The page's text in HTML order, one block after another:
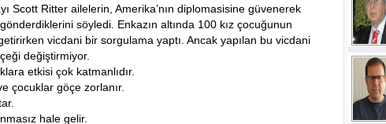
Scott Ritter ailelerin, Amerika’nın diplomasisine güvenerek
gönderdiklerini söyledi. Enkazın altında 100 kız çocuğunun
vicdani bir sorgulama yaptı. Ancak yapılan bu vicdani
değiştirmiyor.
etkisi çok katmanlıdır.
çocuklar göçe zorlanır.
hale gelir.